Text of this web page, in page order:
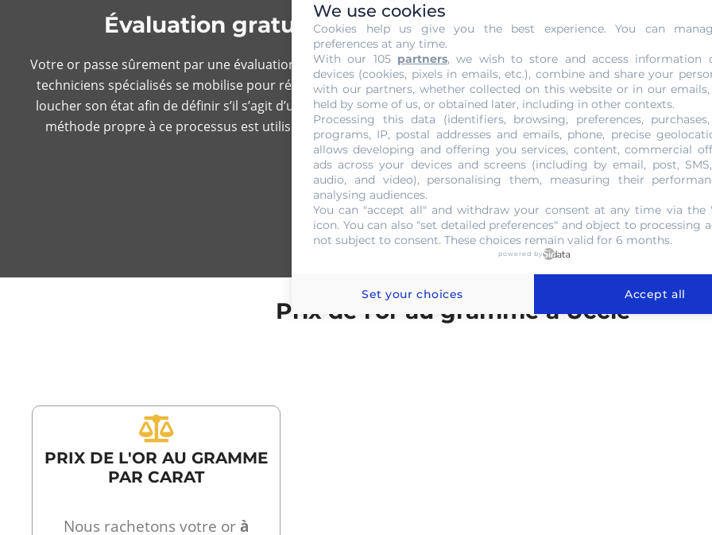
Évaluation gratuite et sans Engagement de votre
Votre or passe sûrement par une évaluation si vous êtes à Uccle. Il s’agit d’un procédé propre aux experts en la
techniciens spécialisés se mobilise pour résoudre le mystère autour de votre or. Le principe consiste à
loucher son état afin de définir s’il s’agit d’une copie ou attester son authenticité s’il s’agit effectivement d’une
méthode propre à ce processus est utilisée. Enfin, lecours actuel de l’or est pris pour évaluer chaque détail de
opération gratuite et sans engagement.
NOUS CONTACTER
Prix de l'or au gramme à Uccle
PRIX DE L'OR AU GRAMME
PAR CARAT
Nous rachetons votre orà
We use cookies
Cookies help us give you the best experience. You can
preferences at any time.
With our 105 partners, we wish to store and access information
devices (cookies, pixels in emails, etc.), combine and share your
with our partners, whether collected on this website or in our emails,
held by some of us, or obtained later, including in other contexts.
Processing this data (identifiers, browsing, preferences,
programs, IP, postal addresses and emails, phone, precise
allows developing and offering you services, content, commercial
ads across your devices and screens (including by email, post,
audio, and video), personalising them, measuring their
analysing audiences.
You can "accept all" and withdraw your consent at any time via the
icon. You can also "set detailed preferences" and object to processing
not subject to consent. These choices remain valid for 6 months.
powered by
Set your choices Accept all